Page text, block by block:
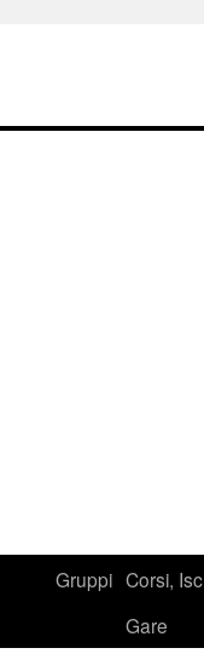
Gruppi Corsi,
Gare